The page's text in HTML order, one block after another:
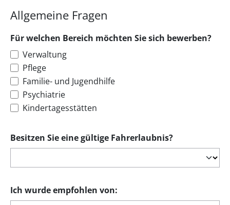
Allgemeine Fragen
Für welchen Bereich möchten Sie sich bewerben?
Verwaltung
Pflege
Familie- und Jugendhilfe
Psychiatrie
Kindertagesstätten
Besitzen Sie eine gültige Fahrerlaubnis?
Ich wurde empfohlen von: